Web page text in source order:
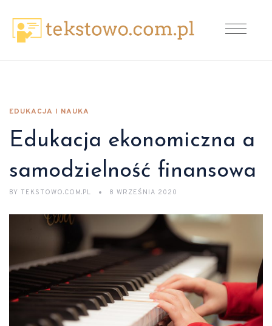
EDUKACJA I NAUKA
Edukacja ekonomiczna a
samodzielność finansowa
BY TEKSTOWO.COM.PL 8 WRZEŚNIA 2020